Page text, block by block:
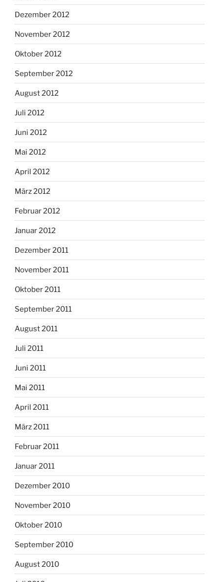
Dezember 2012
November 2012
Oktober 2012
September 2012
August 2012
Juli 2012
Juni 2012
Mai 2012
April 2012
März 2012
Februar 2012
Januar 2012
Dezember 2011
November 2011
Oktober 2011
September 2011
August 2011
Juli 2011
Juni 2011
Mai 2011
April 2011
März 2011
Februar 2011
Januar 2011
Dezember 2010
November 2010
Oktober 2010
September 2010
August 2010